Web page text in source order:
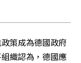
策成為德國政府
織認為，德國應